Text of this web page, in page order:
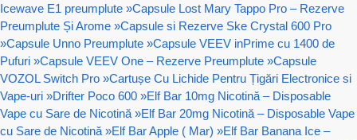
Icewave E1 preumplute »Capsule Lost Mary Tappo Pro – Rezerve
Preumplute Și Arome »Capsule si Rezerve Ske Crystal 600 Pro
»Capsule Unno Preumplute »Capsule VEEV inPrime cu 1400 de
Pufuri »Capsule VEEV One – Rezerve Preumplute »Capsule
VOZOL Switch Pro »Cartușe Cu Lichide Pentru Țigări Electronice si
Vape-uri »Drifter Poco 600 »Elf Bar 10mg Nicotină – Disposable
Vape cu Sare de Nicotină »Elf Bar 20mg Nicotină – Disposable Vape
cu Sare de Nicotină »Elf Bar Apple ( Mar) »Elf Bar Banana Ice –